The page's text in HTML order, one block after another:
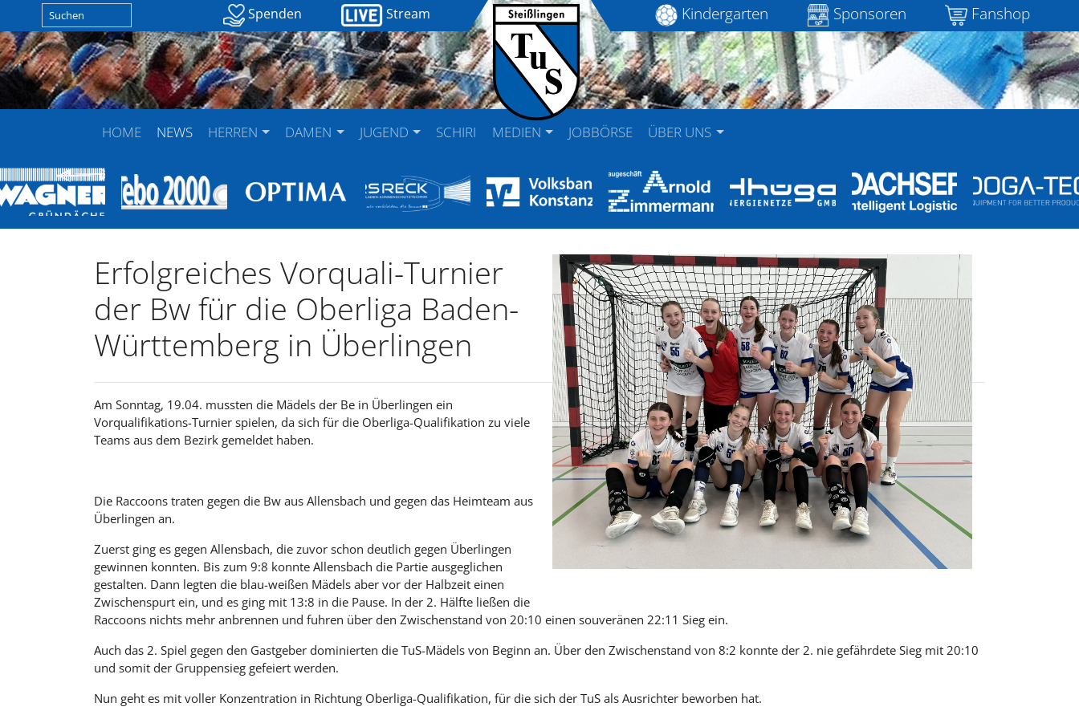
Spenden Stream Kindergarten Sponsoren Fanshop
HOME NEWS HERREN DAMEN JUGEND SCHIRI MEDIEN JOBBÖRSE ÜBER UNS
Erfolgreiches Vorquali-Turnier
der Bw für die Oberliga Baden-
Württemberg in Überlingen
Am Sonntag, 19.04. mussten die Mädels der Be in Überlingen ein
Vorqualifikations-Turnier spielen, da sich für die Oberliga-Qualifikation zu viele
Teams aus dem Bezirk gemeldet haben.
Die Raccoons traten gegen die Bw aus Allensbach und gegen das Heimteam aus
Überlingen an.
Zuerst ging es gegen Allensbach, die zuvor schon deutlich gegen Überlingen
gewinnen konnten. Bis zum 9:8 konnte Allensbach die Partie ausgeglichen
gestalten. Dann legten die blau-weißen Mädels aber vor der Halbzeit einen
Zwischenspurt ein, und es ging mit 13:8 in die Pause. In der 2. Hälfte ließen die
Raccoons nichts mehr anbrennen und fuhren über den Zwischenstand von 20:10 einen souveränen 22:11 Sieg ein.
Auch das 2. Spiel gegen den Gastgeber dominierten die TuS-Mädels von Beginn an. Über den Zwischenstand von 8:2 konnte der 2. nie gefährdete Sieg mit 20:10
und somit der Gruppensieg gefeiert werden.
Nun geht es mit voller Konzentration in Richtung Oberliga-Qualifikation, für die sich der TuS als Ausrichter beworben hat.